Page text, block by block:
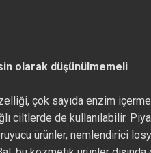
olarak düşünülmemeli
çok sayıda enzim
ciltlerde de kullanılabilir.
ürünler, nemlendirici